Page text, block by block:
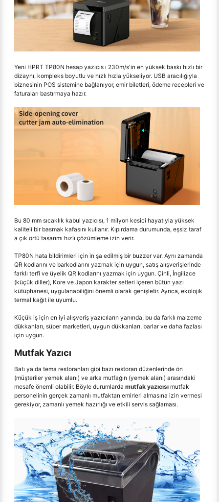
Yeni HPRT TP80N hesap yazıcıs ı 230m/s'in en yüksek baskı hızlı bir
dizaynı, kompleks boyutlu ve hızlı hızla yükseliyor. USB aracılığıyla
biznesinin POS sistemine bağlanıyor, emir biletleri, ödeme recepleri ve
faturaları bastırmaya hazır.
Bu 80 mm sıcaklık kabul yazıcısı, 1 milyon kesici hayatıyla yüksek
kaliteli bir basmak kafasını kullanır. Kıpırdama durumunda, eşsiz taraf
a çık örtü tasarımı hızlı çözümleme izin verir.
TP80N hata bildirimleri için in şa edilmiş bir buzzer var. Aynı zamanda
QR kodlarını ve barkodlarını yazmak için uygun, satış alışverişlerinde
farklı terfi ve üyelik QR kodlarını yazmak için uygun. Çinli, İngilizce
(küçük diller), Kore ve Japon karakter setleri içeren bütün yazı
kütüphanesi, uygulanabiliğini önemli olarak genişletir. Ayrıca, ekolojik
termal kağıt ile uyumlu.
Küçük iş için en iyi alışveriş yazıcıların yanında, bu da farklı malzeme
dükkanları, süper marketleri, uygun dükkanları, barlar ve daha fazlası
için uygun.
Mutfak Yazıcı
Batı ya da tema restoranları gibi bazı restoran düzenlerinde ön
(müşteriler yemek alanı) ve arka mutfağın (yemek alanı) arasındaki
mesafe önemli olabilir. Böyle durumlarda mutfak yazıcısı mutfak
personelinin gerçek zamanlı mutfaktan emirleri almasına izin vermesi
gerekiyor, zamanlı yemek hazırlığı ve etkili servis sağlaması.